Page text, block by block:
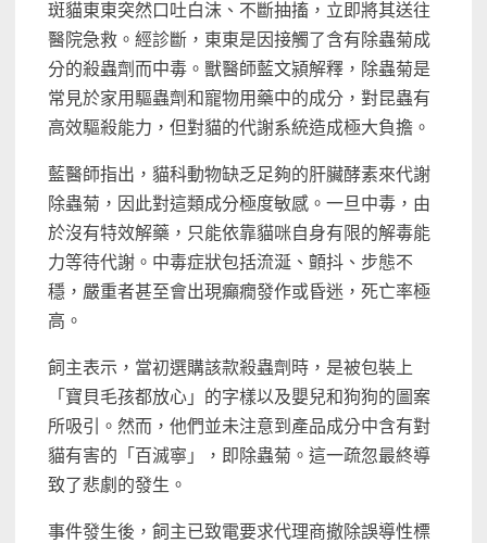
斑貓東東突然口吐白沫、不斷抽搐，立即將其送往
醫院急救。經診斷，東東是因接觸了含有除蟲菊成
分的殺蟲劑而中毒。獸醫師藍文潁解釋，除蟲菊是
常見於家用驅蟲劑和寵物用藥中的成分，對昆蟲有
高效驅殺能力，但對貓的代謝系統造成極大負擔。
藍醫師指出，貓科動物缺乏足夠的肝臟酵素來代謝
除蟲菊，因此對這類成分極度敏感。一旦中毒，由
於沒有特效解藥，只能依靠貓咪自身有限的解毒能
力等待代謝。中毒症狀包括流涎、顫抖、步態不
穩，嚴重者甚至會出現癲癇發作或昏迷，死亡率極
高。
飼主表示，當初選購該款殺蟲劑時，是被包裝上
「寶貝毛孩都放心」的字樣以及嬰兒和狗狗的圖案
所吸引。然而，他們並未注意到產品成分中含有對
貓有害的「百滅寧」，即除蟲菊。這一疏忽最終導
致了悲劇的發生。
事件發生後，飼主已致電要求代理商撤除誤導性標